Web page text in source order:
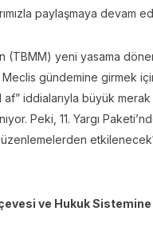
paylaşmaya devam
(TBMM) yeni yasama
Meclis gündemine girmek
iddialarıyla büyük
Peki, 11. Yargı
ve Hukuk